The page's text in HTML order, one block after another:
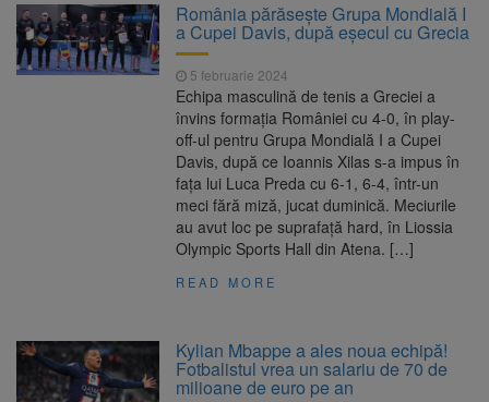
România părăsește Grupa Mondială I
a Cupei Davis, după eșecul cu Grecia
5 februarie 2024
Echipa masculină de tenis a Greciei a
învins formaţia României cu 4-0, în play-
off-ul pentru Grupa Mondială I a Cupei
Davis, după ce Ioannis Xilas s-a impus în
faţa lui Luca Preda cu 6-1, 6-4, într-un
meci fără miză, jucat duminică. Meciurile
au avut loc pe suprafaţă hard, în Liossia
Olympic Sports Hall din Atena. […]
READ MORE
Kylian Mbappe a ales noua echipă!
Fotbalistul vrea un salariu de 70 de
milioane de euro pe an